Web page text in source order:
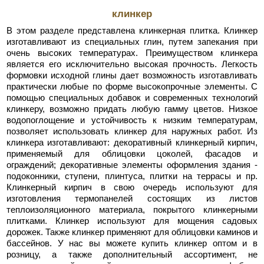
клинкер
В этом разделе представлена клинкерная плитка. Клинкер
изготавливают из специальных глин, путем запекания при
очень высоких температурах. Преимуществом клинкера
является его исключительно высокая прочность. Легкость
формовки исходной глины дает возможность изготавливать
практически любые по форме высокопрочные элементы. С
помощью специальных добавок и современных технологий
клинкеру, возможно придать любую гамму цветов. Низкое
водопоглощение и устойчивость к низким температурам,
позволяет использовать клинкер для наружных работ. Из
клинкера изготавливают: декоративный клинкерный кирпич,
применяемый для облицовки цоколей, фасадов и
ограждений; декоративные элементы оформления здания -
подоконники, ступени, плинтуса, плитки на террасы и пр.
Клинкерный кирпич в свою очередь используют для
изготовления термопанелей состоящих из листов
теплоизоляционного материала, покрытого клинкерными
плитками. Клинкер используют для мощения садовых
дорожек. Также клинкер применяют для облицовки каминов и
бассейнов. У нас вы можете купить клинкер оптом и в
розницу, а также дополнительный ассортимент, не